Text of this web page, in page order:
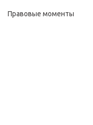
Правовые моменты